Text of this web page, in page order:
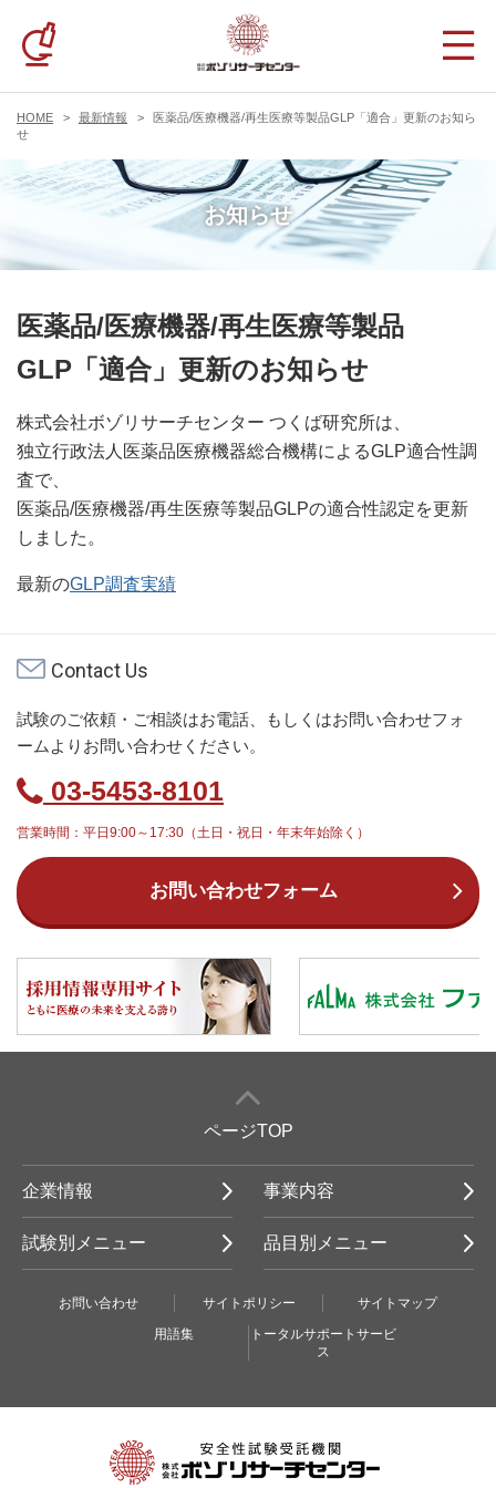
HOME 最新情報
医薬品/医療機器/再生医療等製品GLP「適合」更新のお知ら
せ
お知らせ
医薬品/医療機器/再生医療等製品
GLP「適合」更新のお知らせ
株式会社ボゾリサーチセンター つくば研究所は、
独立行政法人医薬品医療機器総合機構によるGLP適合性調
査で、
医薬品/医療機器/再生医療等製品GLPの適合性認定を更新
しました。
最新のGLP調査実績
Contact Us
試験のご依頼・ご相談はお電話、もしくはお問い合わせフォ
ームよりお問い合わせください。
03-5453-8101
営業時間：平日9:00～17:30（土日・祝日・年末年始除く）
お問い合わせフォーム
ページTOP
企業情報 事業内容
試験別メニュー 品目別メニュー
お問い合わせ サイトポリシー
サイトマップ
用語集
トータルサポートサービ
ス